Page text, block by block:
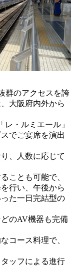
群のアクセスを誇
大阪府内外から
・ルミエール」
でご宴席を演出
、人数に応じて
ことも可能で、
行い、午後から
た一日完結型の
のAV機器も完備
コース料理で、
ッフによる進行